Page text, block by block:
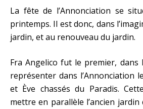
La fête de l’Annonciation se
printemps. Il est donc, dans
jardin, et au renouveau du jardin.
Fra Angelico fut le premier,
représenter dans l’Annonciation
et Ève chassés du Paradis.
mettre en parallèle l’ancien